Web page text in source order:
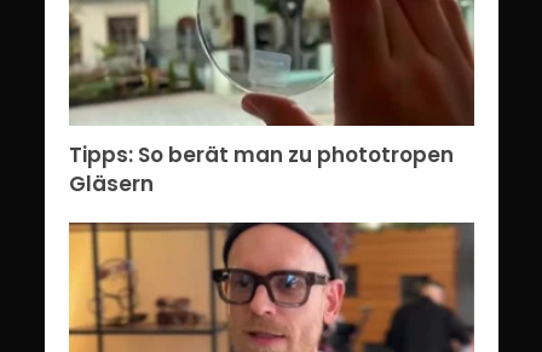
Tipps: So berät man zu phototropen
Gläsern